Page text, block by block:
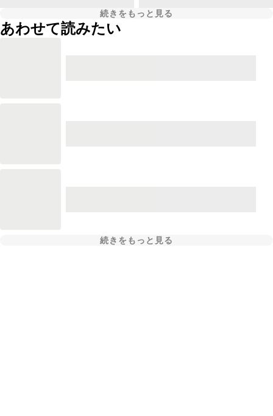
続きをもっと見る
あわせて読みたい
続きをもっと見る